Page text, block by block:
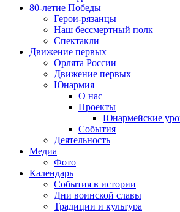
80-летие Победы
Герои-рязанцы
Наш бессмертный полк
Спектакли
Движение первых
Орлята России
Движение первых
Юнармия
О нас
Проекты
Юнармейские
События
Деятельность
Медиа
Фото
Календарь
События в истории
Дни воинской славы
Традиции и культура